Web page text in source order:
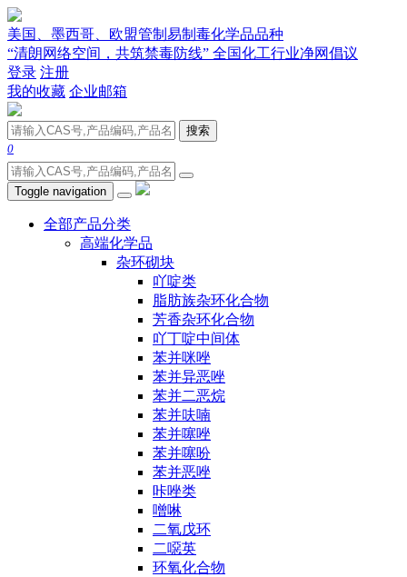
美国、墨西哥、欧盟管制易制毒化学品品种
“清朗网络空间，共筑禁毒防线” 全国化工行业净网倡议
登录 注册
我的收藏 企业邮箱
搜索
0
Toggle navigation
全部产品分类
高端化学品
杂环砌块
吖啶类
脂肪族杂环化合物
芳香杂环化合物
吖丁啶中间体
苯并咪唑
苯并异恶唑
苯并二恶烷
苯并呋喃
苯并噻唑
苯并噻吩
苯并恶唑
咔唑类
噌啉
二氧戊环
二噁英
环氧化合物